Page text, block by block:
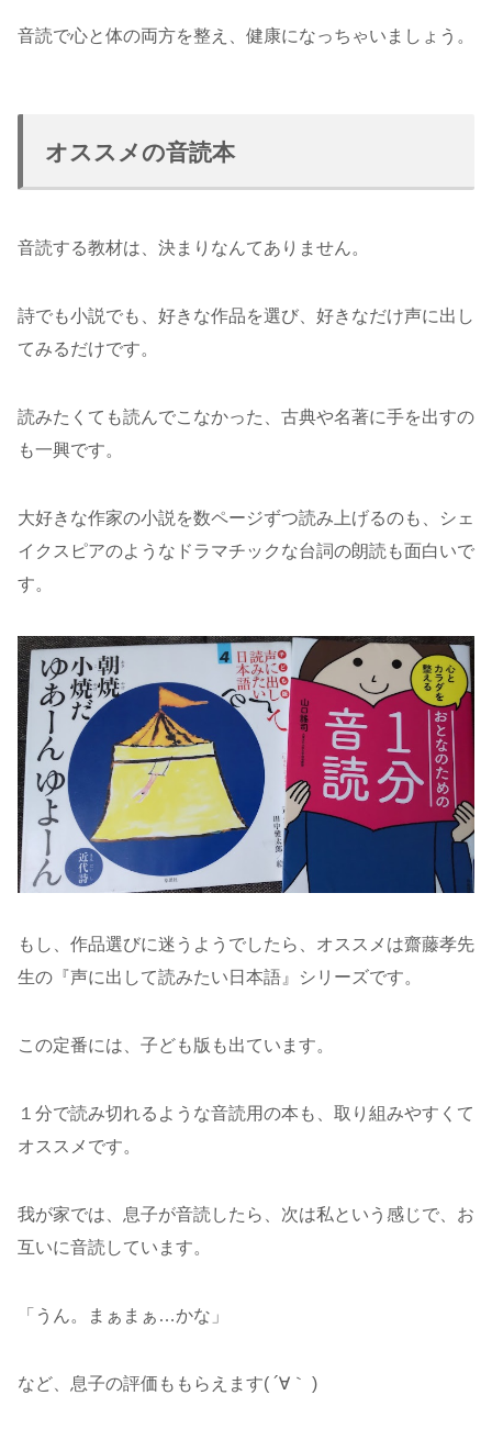
音読で心と体の両方を整え、健康になっちゃいましょう。
オススメの音読本
音読する教材は、決まりなんてありません。
詩でも小説でも、好きな作品を選び、好きなだけ声に出し
てみるだけです。
読みたくても読んでこなかった、古典や名著に手を出すの
も一興です。
大好きな作家の小説を数ページずつ読み上げるのも、シェ
イクスピアのようなドラマチックな台詞の朗読も面白いで
す。
もし、作品選びに迷うようでしたら、オススメは齋藤孝先
生の『声に出して読みたい日本語』シリーズです。
この定番には、子ども版も出ています。
１分で読み切れるような音読用の本も、取り組みやすくて
オススメです。
我が家では、息子が音読したら、次は私という感じで、お
互いに音読しています。
「うん。まぁまぁ…かな」
など、息子の評価ももらえます( ´∀｀ )